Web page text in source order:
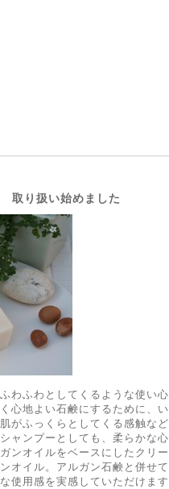
り扱い始めました
わふわとしてくるような使い
心地よい石鹸にするために、
がふっくらとしてくる感触な
ャンプーとしても、柔らかな
ンオイルをベースにしたクリ
オイル。アルガン石鹸と併せ
使用感を実感していただけま